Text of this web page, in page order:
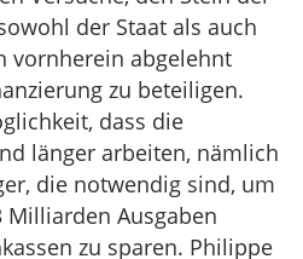
der Staat als auch
vornherein abgelehnt
zu beteiligen.
dass die
länger arbeiten, nämlich
die notwendig sind, um
Ausgaben
zu sparen. Philippe